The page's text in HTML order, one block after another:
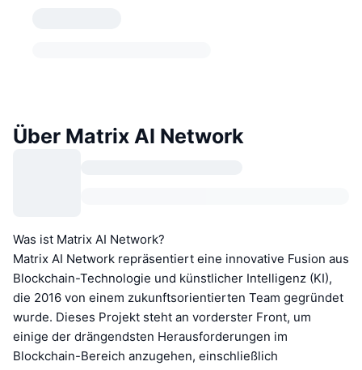
Über Matrix AI Network
Was ist Matrix AI Network?
Matrix AI Network repräsentiert eine innovative Fusion aus
Blockchain-Technologie und künstlicher Intelligenz (KI),
die 2016 von einem zukunftsorientierten Team gegründet
wurde. Dieses Projekt steht an vorderster Front, um
einige der drängendsten Herausforderungen im
Blockchain-Bereich anzugehen, einschließlich